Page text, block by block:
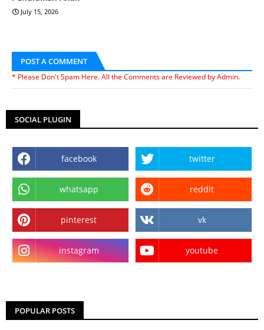
July 15, 2026
POST A COMMENT
* Please Don't Spam Here. All the Comments are Reviewed by Admin.
SOCIAL PLUGIN
facebook twitter
whatsapp reddit
pinterest vk
instagram youtube
POPULAR POSTS